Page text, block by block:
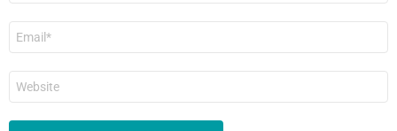
E-
mail
*
Site
web